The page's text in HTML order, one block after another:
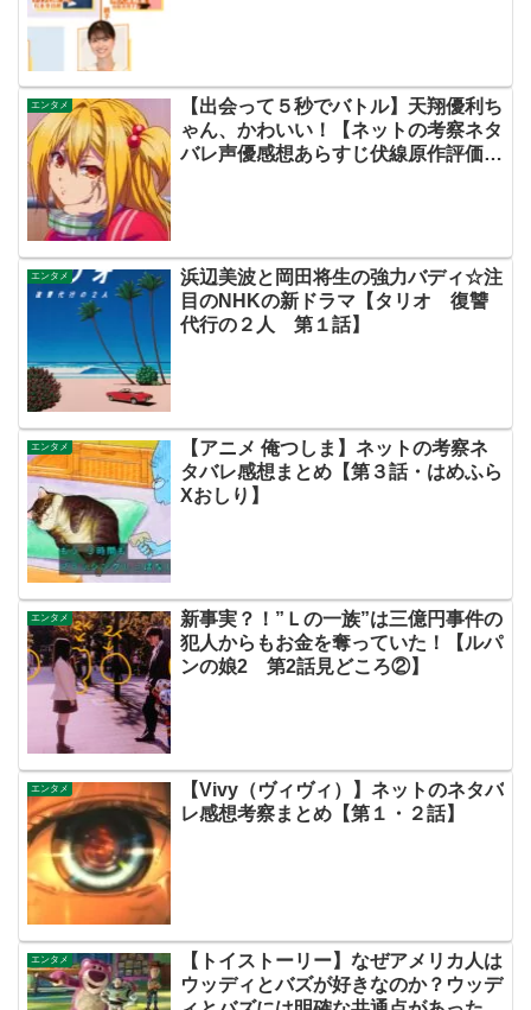
エンタメ
【出会って５秒でバトル】天翔優利ち
ゃん、かわいい！【ネットの考察ネタ
バレ声優感想あらすじ伏線原作評価評
エンタメ
浜辺美波と岡田将生の強力バディ☆注
目のNHKの新ドラマ【タリオ 復讐
代行の２人 第１話】
エンタメ
【アニメ 俺つしま】ネットの考察ネ
タバレ感想まとめ【第３話・はめふら
Xおしり】
エンタメ
新事実？！”Ｌの一族”は三億円事件の
犯人からもお金を奪っていた！【ルパ
ンの娘2 第2話見どころ②】
エンタメ
【Vivy（ヴィヴィ）】ネットのネタバ
レ感想考察まとめ【第１・２話】
エンタメ
【トイストーリー】なぜアメリカ人は
ウッディとバズが好きなのか？ウッデ